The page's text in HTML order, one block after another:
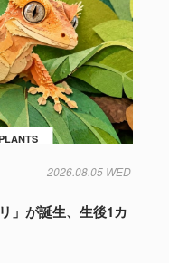
2026.08.05 WED
」が誕生、生後1カ